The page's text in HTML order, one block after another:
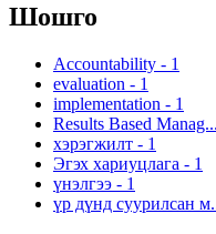
Шошго
Accountability - 1
evaluation - 1
implementation - 1
Results Based Manag...
хэрэгжилт - 1
Эгэх хариуцлага - 1
үнэлгээ - 1
үр дүнд суурилсан